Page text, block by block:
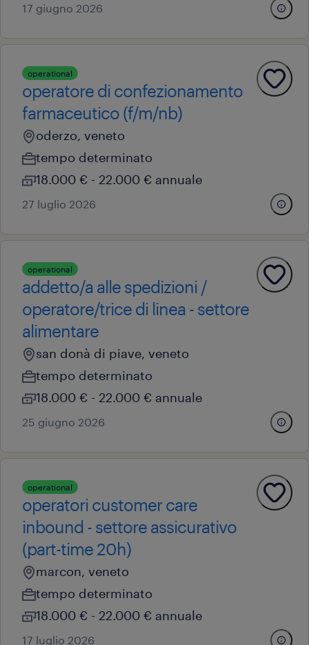
17 giugno 2026
operational
operatore di confezionamento
farmaceutico (f/m/nb)
oderzo, veneto
tempo determinato
18.000 € - 22.000 € annuale
27 luglio 2026
operational
addetto/a alle spedizioni /
operatore/trice di linea - settore
alimentare
san donà di piave, veneto
tempo determinato
18.000 € - 22.000 € annuale
25 giugno 2026
operational
operatori customer care
inbound - settore assicurativo
(part-time 20h)
marcon, veneto
tempo determinato
18.000 € - 22.000 € annuale
17 luglio 2026